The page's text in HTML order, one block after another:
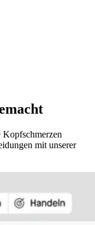
mit unserer